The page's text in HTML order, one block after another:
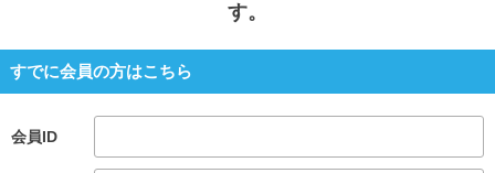
す。
すでに会員の方はこちら
会員ID